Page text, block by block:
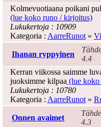
Kolmevuotiaana poikani
(lue koko runo / kirjoitus)
Lukukertoja : 10909
Kategoria : AarreRunot »
Ihanan ryppyinen
4.4
Kerran viikossa saimme
juoksimme kilpaa (lue
Lukukertoja : 10780
Kategoria : AarreRunot »
Onnen avaimet
4.3